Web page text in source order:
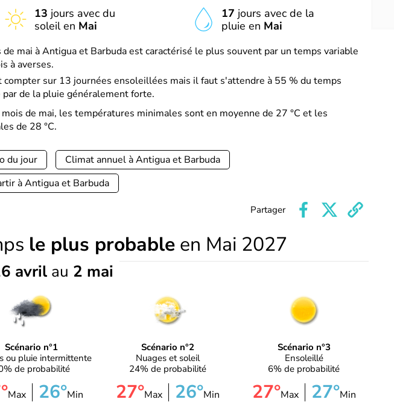
13 jours avec du
soleil en Mai
17 jours avec de la
pluie en Mai
de mai à Antigua et Barbuda est caractérisé le plus souvent par un temps variable
à averses.
compter sur 13 journées ensoleillées mais il faut s'attendre à 55 % du temps
par de la pluie généralement forte.
mois de mai, les températures minimales sont en moyenne de 27 °C et les
de 28 °C.
du jour
Climat annuel à Antigua et Barbuda
à Antigua et Barbuda
Partager
le plus probable en Mai 2027
avril au 2 mai
Scénario n°1
ou pluie intermittente
de probabilité
Max 26°Min
Scénario n°2
Nuages et soleil
24% de probabilité
27°Max 26°Min
Scénario n°3
Ensoleillé
6% de probabilité
27°Max 27°Min